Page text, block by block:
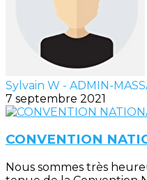
Sylvain W - ADMIN-
7 septembre 2021
CONVENTION
Nous sommes très